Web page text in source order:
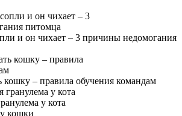
и он чихает – 3 причины недомогания
кошку – правила обучения командам
у кота